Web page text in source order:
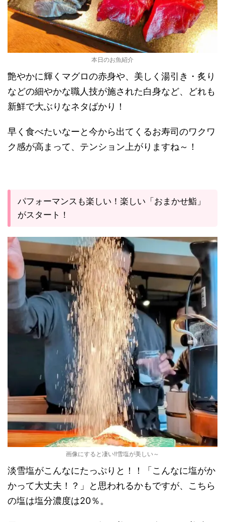
本日のお魚紹介
艶やかに輝くマグロの赤身や、美しく湯引き・炙り
などの細やかな職人技が施された白身など、どれも
新鮮で大ぶりなネタばかり！
早く食べたいなーと今から出てくるお寿司のワクワ
ク感が高まって、テンション上がりますね～！
パフォーマンスも楽しい！楽しい「おまかせ鮨」
がスタート！
画像にすると凄い!!雪塩が美しい～
淡雪塩がこんなにたっぷりと！！「こんなに塩がか
かって大丈夫！？」と思われるかもですが、こちら
の塩は塩分濃度は20％。